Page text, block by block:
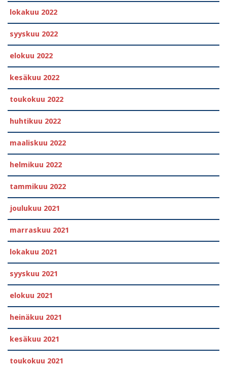
lokakuu 2022
syyskuu 2022
elokuu 2022
kesäkuu 2022
toukokuu 2022
huhtikuu 2022
maaliskuu 2022
helmikuu 2022
tammikuu 2022
joulukuu 2021
marraskuu 2021
lokakuu 2021
syyskuu 2021
elokuu 2021
heinäkuu 2021
kesäkuu 2021
toukokuu 2021